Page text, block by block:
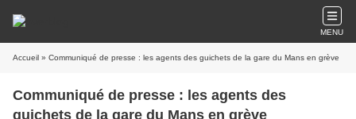
MENU
Accueil » Communiqué de presse : les agents des guichets de la gare du Mans en grève
Communiqué de presse : les agents des
guichets de la gare du Mans en grève